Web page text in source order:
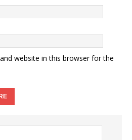
website in this browser for the